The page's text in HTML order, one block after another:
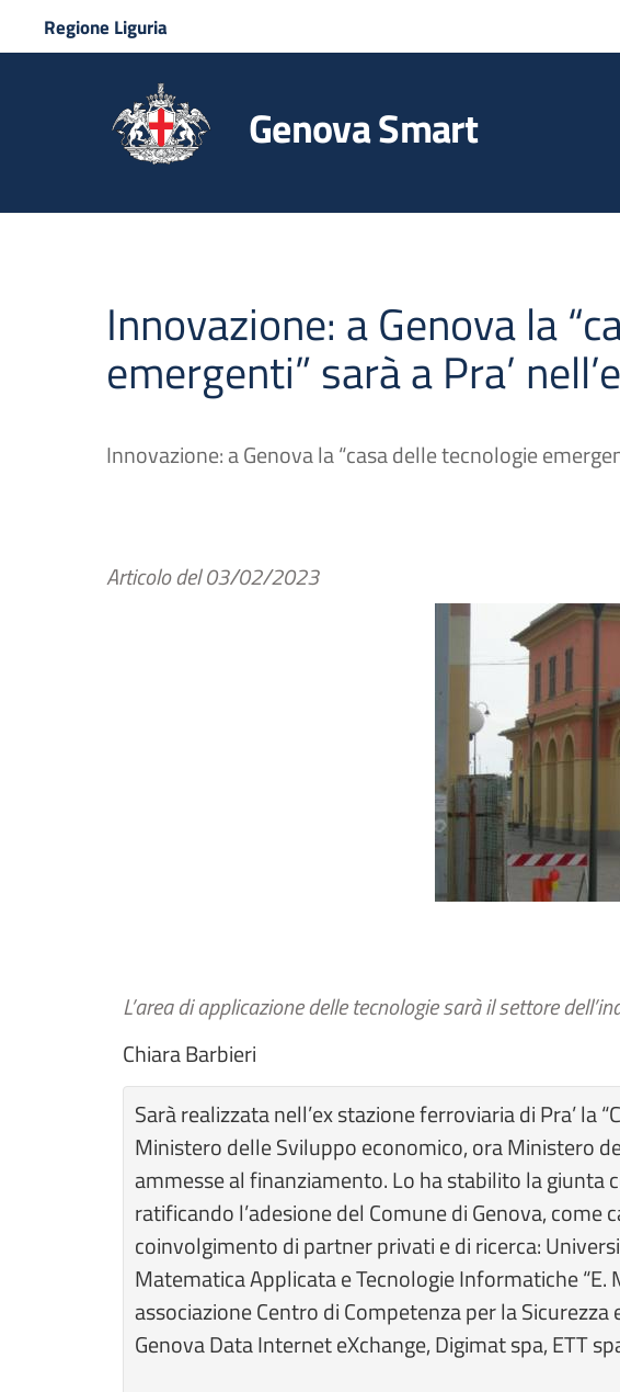
Regione Liguria
Genova Smart
Innovazione: a Genova la
emergenti” sarà a Pra’
Innovazione: a Genova la “casa delle tecnologie
Articolo del03/02/2023
L’area di applicazione delle tecnologie sarà il settore
Chiara Barbieri
Sarà realizzata nell’ex stazione ferroviaria di Pra’
Ministero delle Sviluppo economico, ora Ministero
ammesse al finanziamento. Lo ha stabilito la giunta
ratificando l’adesione del Comune di Genova,
coinvolgimento di partner privati e di ricerca:
Matematica Applicata e Tecnologie Informatiche
associazione Centro di Competenza per la
Genova Data Internet eXchange, Digimat spa, ETT